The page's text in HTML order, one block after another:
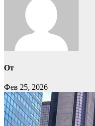
От
Фев 25, 2026